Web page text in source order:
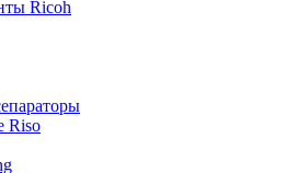
Ricoh
Riso